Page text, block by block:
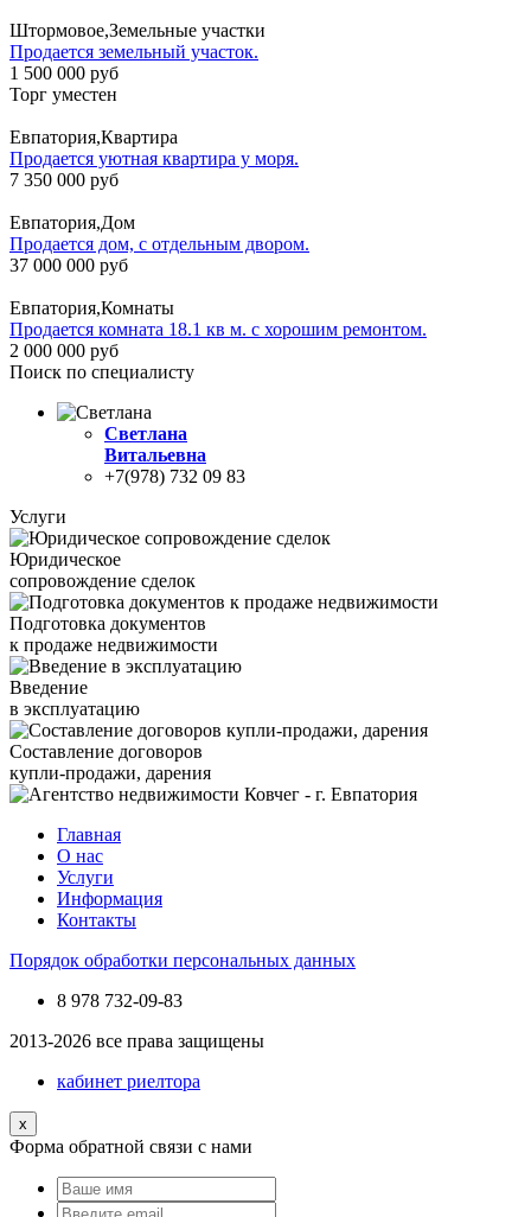
Штормовое,Земельные участки
Продается земельный участок.
1 500 000 руб
Торг уместен
Евпатория,Квартира
Продается уютная квартира у моря.
7 350 000 руб
Евпатория,Дом
Продается дом, с отдельным двором.
37 000 000 руб
Евпатория,Комнаты
Продается комната 18.1 кв м. с хорошим ремонтом.
2 000 000 руб
Поиск по специалисту
Светлана
Витальевна
+7(978) 732 09 83
Услуги
Юридическое
сопровождение сделок
Подготовка документов
к продаже недвижимости
Введение
в эксплуатацию
Составление договоров
купли-продажи, дарения
Главная
О нас
Услуги
Информация
Контакты
Порядок обработки персональных данных
8 978 732-09-83
2013-2026 все права защищены
кабинет риелтора
x
Форма обратной связи с нами